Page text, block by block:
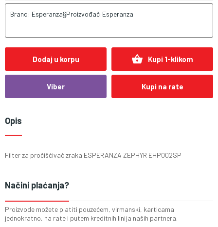
Brand: Esperanza§Proizvođač:Esperanza
Dodaj u korpu shopping_basket Kupi 1-klikom
Viber Kupi na rate
Opis
Filter za pročišćivač zraka ESPERANZA ZEPHYR EHP002SP
Načini plaćanja?
Proizvode možete platiti pouzećem, virmanski, karticama
jednokratno, na rate i putem kreditnih linija naših partnera.